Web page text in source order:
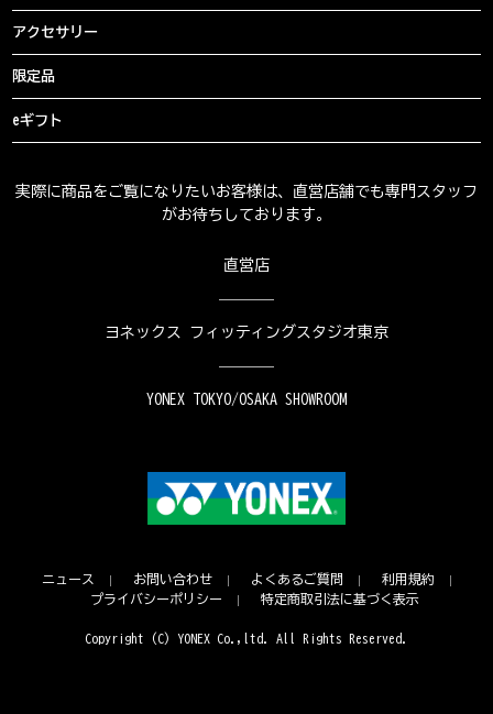
アクセサリー
限定品
eギフト
実際に商品をご覧になりたいお客様は、直営店舗でも専門スタッフ
がお待ちしております。
直営店
ヨネックス フィッティングスタジオ東京
YONEX TOKYO/OSAKA SHOWROOM
ニュース お問い合わせ よくあるご質問
利用規約
プライバシーポリシー
特定商取引法に基づく表示
Copyright (C) YONEX Co.,ltd. All Rights Reserved.